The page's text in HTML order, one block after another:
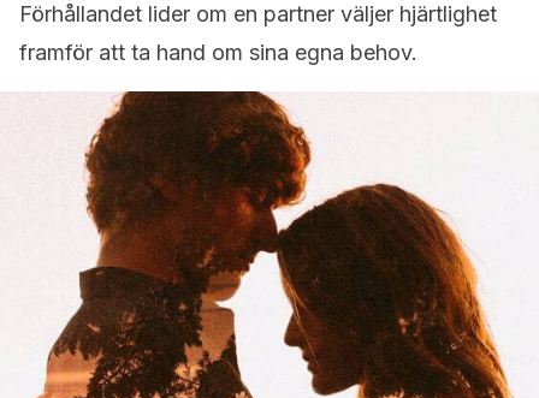
Förhållandet lider om en partner väljer hjärtlighet
framför att ta hand om sina egna behov.